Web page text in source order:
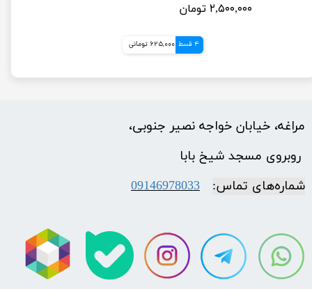
۲,۵۰۰,۰۰۰ تومان
4 قسط 625,000 تومانی
مراغه، خیابان خواجه نصیر جنوبی،
​​​​​​​ روبروی مسجد شیخ بابا
شماره‌‌های تماس:
09146978033